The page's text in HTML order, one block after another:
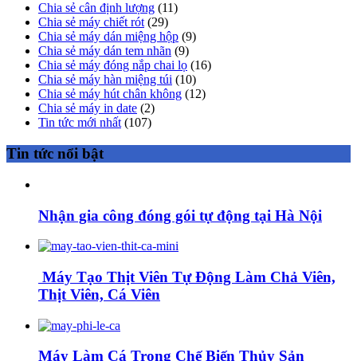
Chia sẻ cân định lượng (11)
Chia sẻ máy chiết rót (29)
Chia sẻ máy dán miệng hộp (9)
Chia sẻ máy dán tem nhãn (9)
Chia sẻ máy đóng nắp chai lọ (16)
Chia sẻ máy hàn miệng túi (10)
Chia sẻ máy hút chân không (12)
Chia sẻ máy in date (2)
Tin tức mới nhất (107)
Tin tức nổi bật
Nhận gia công đóng gói tự động tại Hà Nội
Máy Tạo Thịt Viên Tự Động Làm Chả Viên,
Thịt Viên, Cá Viên
Máy Làm Cá Trong Chế Biến Thủy Sản